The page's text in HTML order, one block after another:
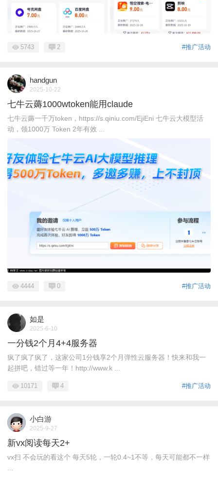
#推广活动
5743 2
handgun
2025-10-22
七牛云薅1000wtoken能用claude
七牛云薅一千万token，https://s.qiniu.com/EjiEni 七牛云大模型活
动，领1000万 Token 2年有效 ...
#推广活动
4444 0
如是
2025-6-10
一分钱2个月4+4服务器
疯了疯了疯了，这家公司1分钱享2个月弹性云服务器！快来和我一
起拼吧，错过等一年！http://www.k ...
#推广活动
10171 4
小白游
2025-9-27
新vx阅读每天2+
vx扫 不会玩的看这个 每天5轮，一轮0.4~1不等，每天可能都不一样